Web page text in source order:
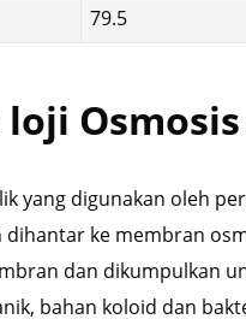
79.5
yang digunakan oleh
ke membran
dan dikumpulkan
bahan koloid dan